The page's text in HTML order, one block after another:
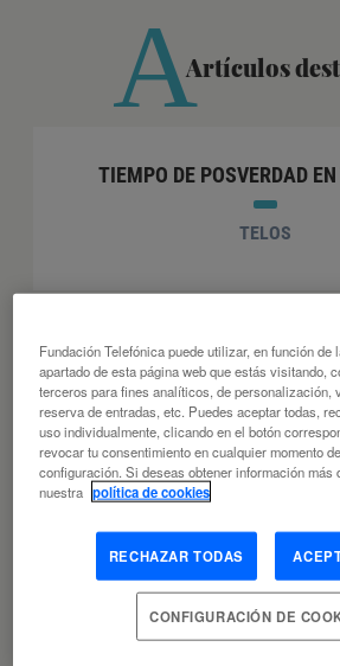
AArtículos
TIEMPO DE POSVERDAD
TELOS
PPersonas
MICHAEL SANDEL
VER ARTÍCULOS
SERGIO SÁNCHEZ
Fundación Telefónica puede utilizar, en función de
apartado de esta página web que estás visitando,
terceros para fines analíticos, de personalización,
reserva de entradas, etc. Puedes aceptar todas,
uso individualmente, clicando en el botón
revocar tu consentimiento en cualquier momento
configuración. Si deseas obtener información más
nuestra política de cookies
RECHAZAR TODAS
CONFIGURACIÓN DE